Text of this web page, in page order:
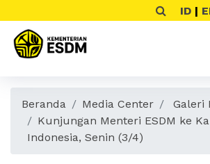
ID |
Beranda Media Center
Galeri
Kunjungan Menteri ESDM ke
Indonesia, Senin (3/4)